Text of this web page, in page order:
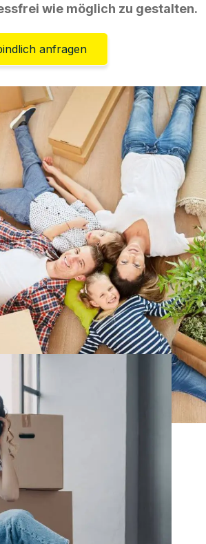
wie möglich zu gestalten.
anfragen